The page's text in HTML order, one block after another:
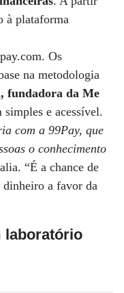
à plataforma
Os
na metodologia
fundadora da Me
e acessível.
com a 99Pay, que
o conhecimento
“É a chance de
dinheiro a favor da
laboratório